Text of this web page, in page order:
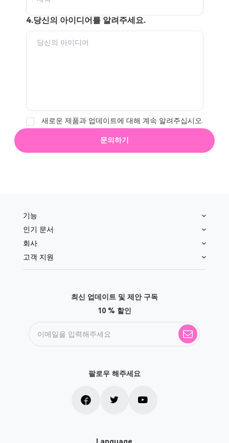
4.당신의 아이디어를 알려주세요.
새로운 제품과 업데이트에 대해 계속 알려주십시오.
문의하기
기능
인기 문서
회사
고객 지원
최신 업데이트 및 제안 구독
10 % 할인
팔로우 해주세요
Language